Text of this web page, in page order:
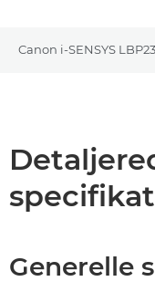
Canon i-SENSYS
Generelle